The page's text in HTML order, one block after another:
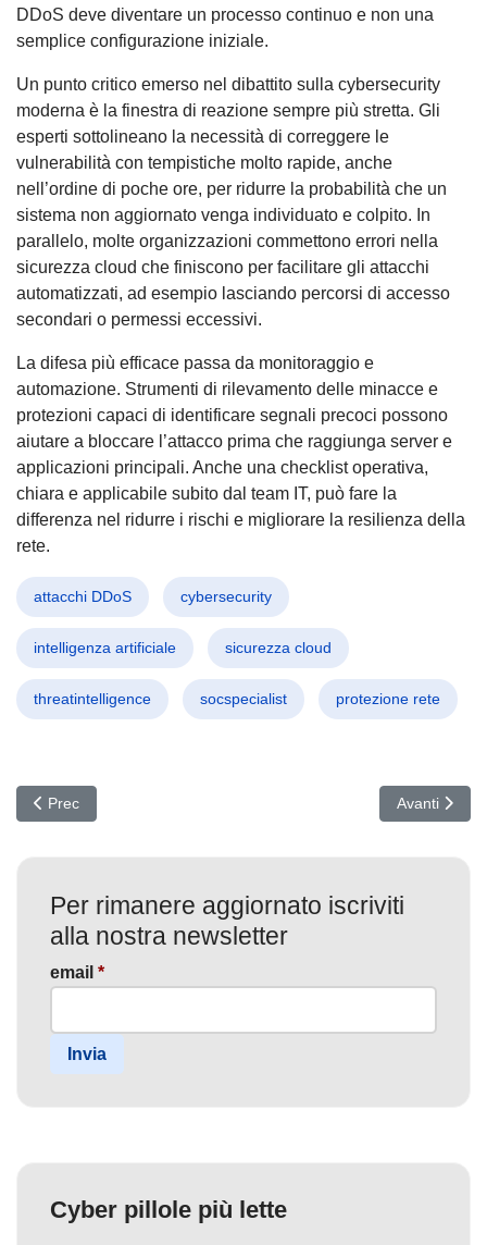
DDoS deve diventare un processo continuo e non una
semplice configurazione iniziale.
Un punto critico emerso nel dibattito sulla cybersecurity
moderna è la finestra di reazione sempre più stretta. Gli
esperti sottolineano la necessità di correggere le
vulnerabilità con tempistiche molto rapide, anche
nell’ordine di poche ore, per ridurre la probabilità che un
sistema non aggiornato venga individuato e colpito. In
parallelo, molte organizzazioni commettono errori nella
sicurezza cloud che finiscono per facilitare gli attacchi
automatizzati, ad esempio lasciando percorsi di accesso
secondari o permessi eccessivi.
La difesa più efficace passa da monitoraggio e
automazione. Strumenti di rilevamento delle minacce e
protezioni capaci di identificare segnali precoci possono
aiutare a bloccare l’attacco prima che raggiunga server e
applicazioni principali. Anche una checklist operativa,
chiara e applicabile subito dal team IT, può fare la
differenza nel ridurre i rischi e migliorare la resilienza della
rete.
attacchi DDoS cybersecurity
intelligenza artificiale sicurezza cloud
threatintelligence socspecialist protezione rete
Articolo precedente: CVE-2026-0257 su GlobalProtect: bypass
Prec Articolo
Avanti
Per rimanere aggiornato iscriviti
alla nostra newsletter
email *
Invia
Cyber pillole più lette